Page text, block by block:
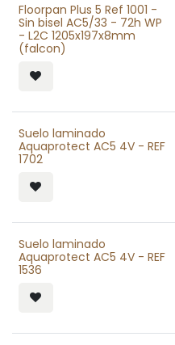
Floorpan Plus 5 Ref 1001 -
Sin bisel AC5/33 - 72h WP
- L2C 1205x197x8mm
(falcon)
Suelo laminado
Aquaprotect AC5 4V - REF
1702
Suelo laminado
Aquaprotect AC5 4V - REF
1536